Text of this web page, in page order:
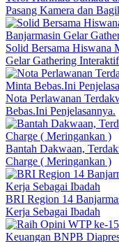
Pasang Kamera dan
Solid Bersama Hiswana
Gelar Gathering Interaktif
Nota Perlawanan
Bebas.Ini Penjelasannya.
Bantah Dakwaan,
Charge ( Meringankan )
BRI Region 14
Kerja Sebagai Ibadah